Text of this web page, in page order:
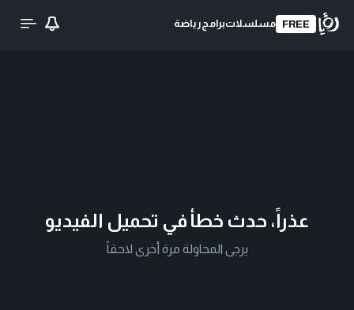
FREE مسلسلاتبرامج رياضة
عذراً، حدث خطأ في تحميل الفيديو
يرجى المحاولة مرة أخرى لاحقاً